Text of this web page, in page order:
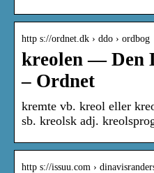
http s://ordnet.dk › ddo › ordbog
kreolen — Den
– Ordnet
kremte vb. kreol eller
sb. kreolsk adj.
http s://issuu.com ›